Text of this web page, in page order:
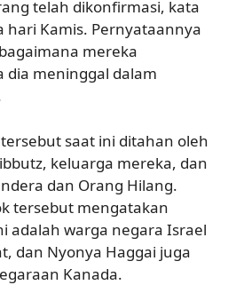
telah dikonfirmasi, kata
hari Kamis. Pernyataannya
mereka
dia meninggal dalam
saat ini ditahan oleh
keluarga mereka, dan
dan Orang Hilang.
tersebut mengatakan
adalah warga negara Israel
dan Nyonya Haggai juga
Kanada.